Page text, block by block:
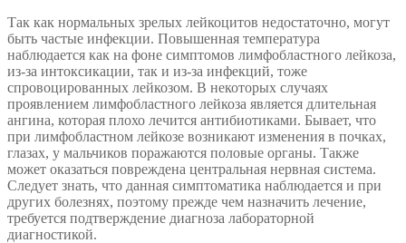
Так как нормальных зрелых лейкоцитов недостаточно, могут
быть частые инфекции. Повышенная температура
наблюдается как на фоне симптомов лимфобластного лейкоза,
из-за интоксикации, так и из-за инфекций, тоже
спровоцированных лейкозом. В некоторых случаях
проявлением лимфобластного лейкоза является длительная
ангина, которая плохо лечится антибиотиками. Бывает, что
при лимфобластном лейкозе возникают изменения в почках,
глазах, у мальчиков поражаются половые органы. Также
может оказаться повреждена центральная нервная система.
Следует знать, что данная симптоматика наблюдается и при
других болезнях, поэтому прежде чем назначить лечение,
требуется подтверждение диагноза лабораторной
диагностикой.